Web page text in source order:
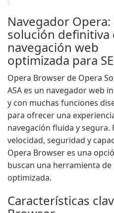
Navegador Opera:
solución definitiva
navegación web
optimizada para
Opera Browser de Opera
ASA es un navegador web
y con muchas funciones
para ofrecer una
navegación fluida y segura.
velocidad, seguridad y
Opera Browser es una
buscan una herramienta de
optimizada.
Características